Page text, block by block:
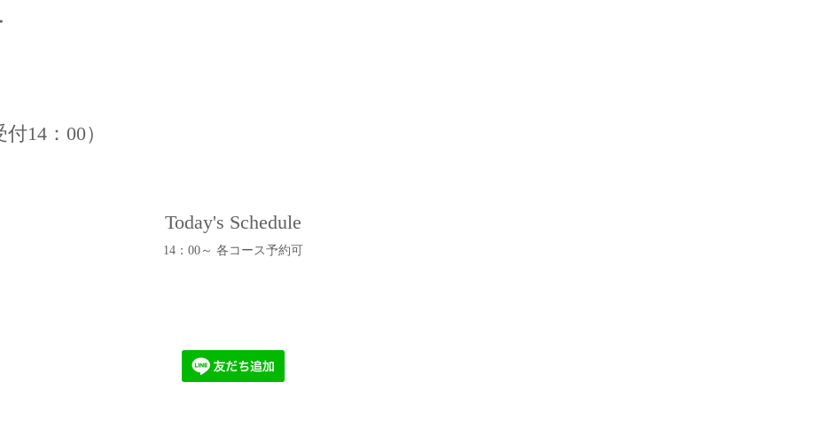
14：00）
Today's Schedule
14：00～ 各コース予約可